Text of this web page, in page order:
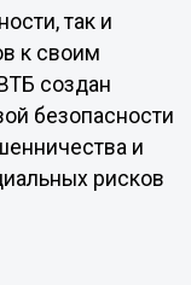
так и
к своим
создан
безопасности
и
рисков